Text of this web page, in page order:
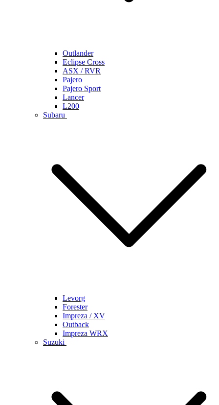
Outlander
Eclipse Cross
ASX / RVR
Pajero
Pajero Sport
Lancer
L200
Subaru
Levorg
Forester
Impreza / XV
Outback
Impreza WRX
Suzuki